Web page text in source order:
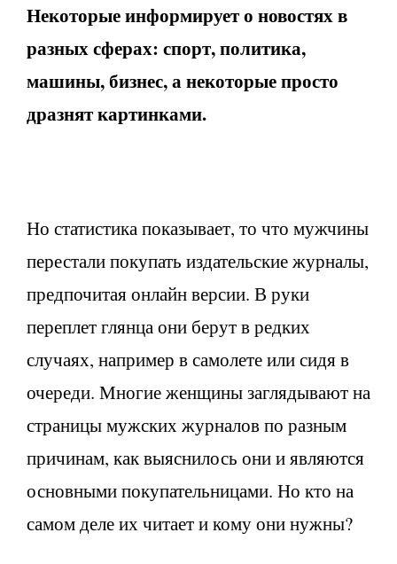
Некоторые информирует о новостях в
разных сферах: спорт, политика,
машины, бизнес, а некоторые просто
дразнят картинками.
Но статистика показывает, то что мужчины
перестали покупать издательские журналы,
предпочитая онлайн версии. В руки
переплет глянца они берут в редких
случаях, например в самолете или сидя в
очереди. Многие женщины заглядывают на
страницы мужских журналов по разным
причинам, как выяснилось они и являются
основными покупательницами. Но кто на
самом деле их читает и кому они нужны?